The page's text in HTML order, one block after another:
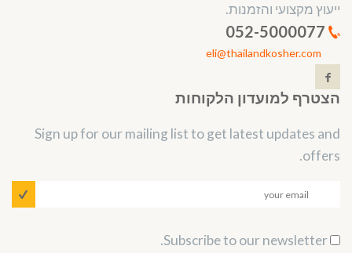
ייעוץ מקצועי והזמנות.
eli@thailandkosher.com
הצטרף למועדון הלקוחות
Sign up for our mailing list to get latest updates and
offers.